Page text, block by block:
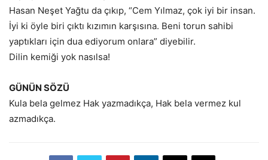
Hasan Neşet Yağtu da çıkıp, “Cem Yılmaz, çok iyi bir insan.
İyi ki öyle biri çıktı kızımın karşısına. Beni torun sahibi
yaptıkları için dua ediyorum onlara” diyebilir.
Dilin kemiği yok nasılsa!
GÜNÜN SÖZÜ
Kula bela gelmez Hak yazmadıkça, Hak bela vermez kul
azmadıkça.